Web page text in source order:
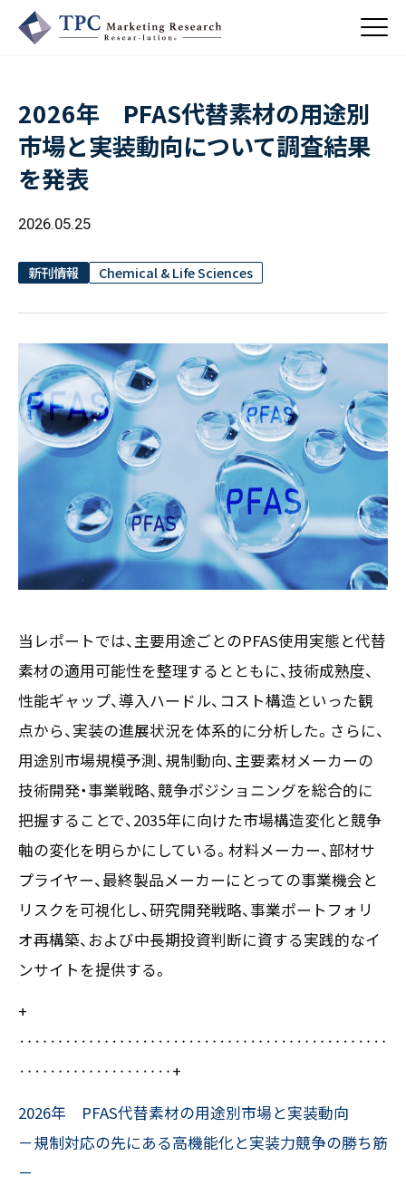
TPCマーケティングリサーチ株式会社
大阪市西区新町2-4-2 なにわ筋SIAビル［Map］
TEL 06-6538-5358（代表）
Mail form
06-6538-5358
［ 9:00-17:00 土日祝除く ］
About Us ／ TPCについて
私たちの強み
CSR
Business
依頼・受託調査
- 競合調査
- クイックリサーチ
自主企画調査
お客様の声
Online Shop ／ 事業紹介
Pharmaceuticals & Medical
Chemical & Life Sciences
ALL
お知らせ
新刊情報
掲載情報
インタビュー
セミナー情報
TPCジャーナル
Recruit ／ 採用情報
採用TOP
- 求める人物像
- 人事育成システム
- 先輩社員の声
- エントリー一覧
- TPCでの働き方
Contents ／ 事業紹介
お問い合わせ
情報セキュリティ基本方針
コンプライアンス規程
プライバシーポリシー
2026年 PFAS代替素材の用途別
市場と実装動向について調査結果
を発表
2026.05.25
新刊情報 Chemical & Life Sciences
当レポートでは、主要用途ごとのPFAS使用実態と代替
素材の適用可能性を整理するとともに、技術成熟度、
性能ギャップ、導入ハードル、コスト構造といった観
点から、実装の進展状況を体系的に分析した。さらに、
用途別市場規模予測、規制動向、主要素材メーカーの
技術開発・事業戦略、競争ポジショニングを総合的に
把握することで、2035年に向けた市場構造変化と競争
軸の変化を明らかにしている。材料メーカー、部材サ
プライヤー、最終製品メーカーにとっての事業機会と
リスクを可視化し、研究開発戦略、事業ポートフォリ
オ再構築、および中長期投資判断に資する実践的なイ
ンサイトを提供する。
+
‥‥‥‥‥‥‥‥‥‥‥‥‥‥‥‥‥‥‥‥‥‥‥‥
‥‥‥‥‥‥‥‥‥‥+
2026年 PFAS代替素材の用途別市場と実装動向
－規制対応の先にある高機能化と実装力競争の勝ち筋
－